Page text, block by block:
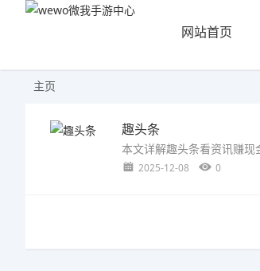
网站首页
主页
趣头条
2025-12-08 0